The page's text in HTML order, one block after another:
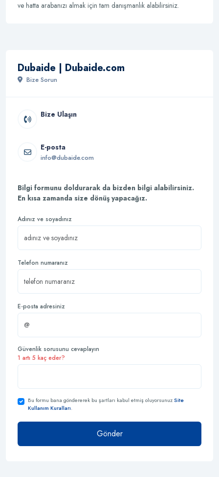
ve hatta arabanızı almak için tam danışmanlık alabilirsiniz.
Dubaide | Dubaide.com
Bize Sorun
Bize Ulaşın
E-posta
info@dubaide.com
Bilgi formunu doldurarak da bizden bilgi alabilirsiniz.
En kısa zamanda size dönüş yapacağız.
Adınız ve soyadınız
Telefon numaranız
E-posta adresiniz
Güvenlik sorusunu cevaplayın
1 artı 5 kaç eder?
Bu formu bana göndererek bu şartları kabul etmiş oluyorsunuzSite
Kullanım Kuralları.
Gönder